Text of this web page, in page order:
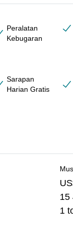
Peralatan
Kebugaran
Sarapan
Harian Gratis
15
1